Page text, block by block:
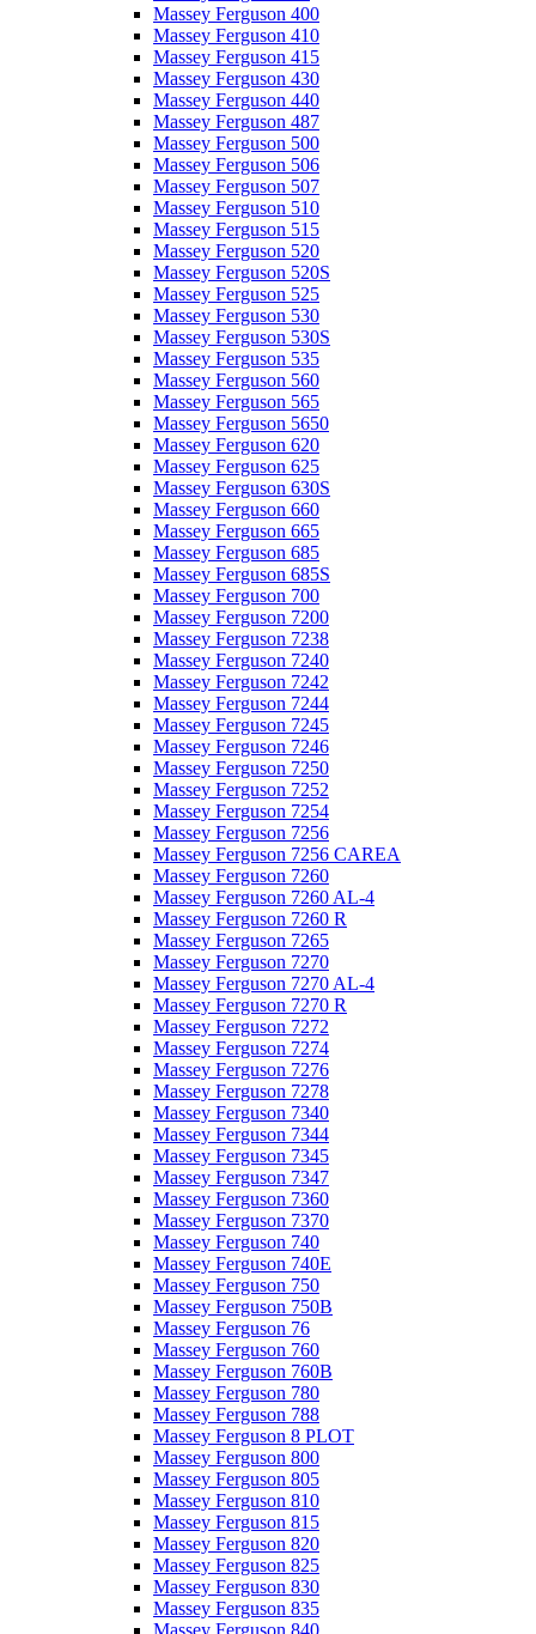
Massey Ferguson 400
Massey Ferguson 410
Massey Ferguson 415
Massey Ferguson 430
Massey Ferguson 440
Massey Ferguson 487
Massey Ferguson 500
Massey Ferguson 506
Massey Ferguson 507
Massey Ferguson 510
Massey Ferguson 515
Massey Ferguson 520
Massey Ferguson 520S
Massey Ferguson 525
Massey Ferguson 530
Massey Ferguson 530S
Massey Ferguson 535
Massey Ferguson 560
Massey Ferguson 565
Massey Ferguson 5650
Massey Ferguson 620
Massey Ferguson 625
Massey Ferguson 630S
Massey Ferguson 660
Massey Ferguson 665
Massey Ferguson 685
Massey Ferguson 685S
Massey Ferguson 700
Massey Ferguson 7200
Massey Ferguson 7238
Massey Ferguson 7240
Massey Ferguson 7242
Massey Ferguson 7244
Massey Ferguson 7245
Massey Ferguson 7246
Massey Ferguson 7250
Massey Ferguson 7252
Massey Ferguson 7254
Massey Ferguson 7256
Massey Ferguson 7256 CAREA
Massey Ferguson 7260
Massey Ferguson 7260 AL-4
Massey Ferguson 7260 R
Massey Ferguson 7265
Massey Ferguson 7270
Massey Ferguson 7270 AL-4
Massey Ferguson 7270 R
Massey Ferguson 7272
Massey Ferguson 7274
Massey Ferguson 7276
Massey Ferguson 7278
Massey Ferguson 7340
Massey Ferguson 7344
Massey Ferguson 7345
Massey Ferguson 7347
Massey Ferguson 7360
Massey Ferguson 7370
Massey Ferguson 740
Massey Ferguson 740E
Massey Ferguson 750
Massey Ferguson 750B
Massey Ferguson 76
Massey Ferguson 760
Massey Ferguson 760B
Massey Ferguson 780
Massey Ferguson 788
Massey Ferguson 8 PLOT
Massey Ferguson 800
Massey Ferguson 805
Massey Ferguson 810
Massey Ferguson 815
Massey Ferguson 820
Massey Ferguson 825
Massey Ferguson 830
Massey Ferguson 835
Massey Ferguson 840